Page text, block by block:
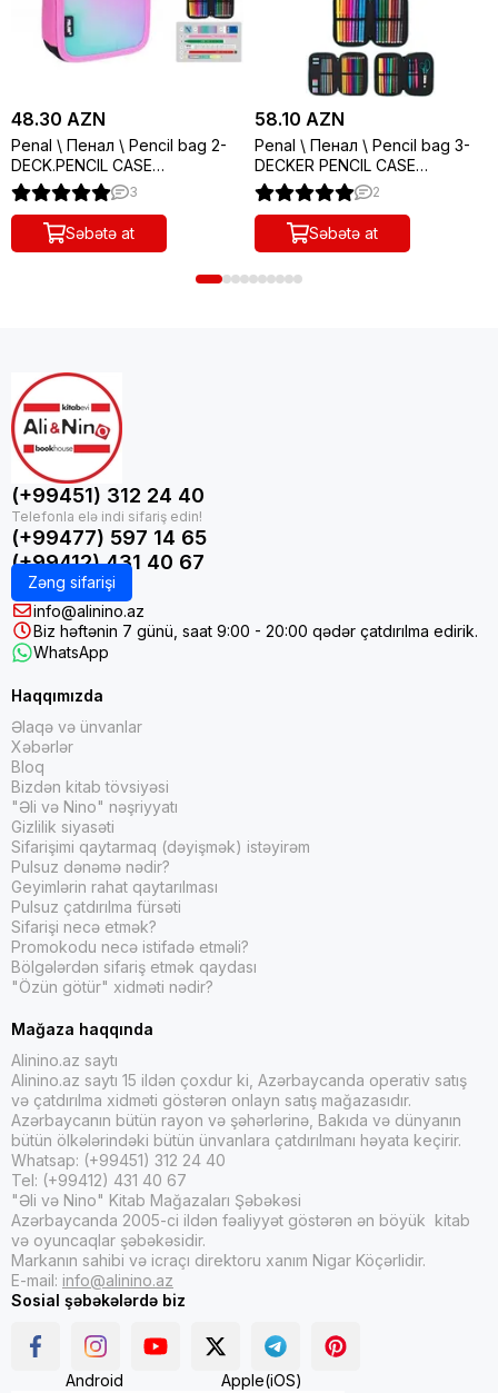
48.30 AZN
Penal \ Пенал \ Pencil bag 2-
DECK.PENCIL CASE
CNT.SUNSET PINK
3
Səbətə at
58.10 AZN
Penal \ Пенал \ Pencil bag 3-
DECKER PENCIL CASE
CONT.SUNSET PINK
2
Səbətə at
(+99451) 312 24 40
(+99477) 597 14 65
(+99412) 431 40 67
Zəng sifarişi
info@alinino.az
Biz həftənin 7 günü, saat 9:00 - 20:00 qədər çatdırılma edirik.
WhatsApp
Haqqımızda
Əlaqə və ünvanlar
Xəbərlər
Bloq
Bizdən kitab tövsiyəsi
"Əli və Nino" nəşriyyatı
Gizlilik siyasəti
Sifarişimi qaytarmaq (dəyişmək) istəyirəm
Pulsuz dənəmə nədir?
Geyimlərin rahat qaytarılması
Pulsuz çatdırılma fürsəti
Sifarişi necə etmək?
Promokodu necə istifadə etməli?
Bölgələrdən sifariş etmək qaydası
"Özün götür" xidməti nədir?
Mağaza haqqında
Alinino.az saytı
Alinino.az saytı 15 ildən çoxdur ki, Azərbaycanda operativ satış
və çatdırılma xidməti göstərən onlayn satış mağazasıdır.
Azərbaycanın bütün rayon və şəhərlərinə, Bakıda və dünyanın
bütün ölkələrindəki bütün ünvanlara çatdırılmanı həyata keçirir.
Whatsap: (+99451) 312 24 40
Tel: (+99412) 431 40 67
"Əli və Nino" Kitab Mağazaları Şəbəkəsi
Azərbaycanda 2005-ci ildən fəaliyyət göstərən ən böyük kitab
və oyuncaqlar şəbəkəsidir.
Markanın sahibi və icraçı direktoru xanım Nigar Köçərlidir.
E-mail: info@alinino.az
Sosial şəbəkələrdə biz
Android Apple(iOS)